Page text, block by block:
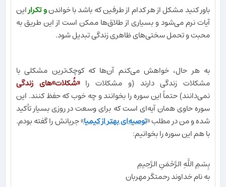
باور کنید مشکل از هر کدام از طرفین که باشد با خواندنو تکراراین
آیات نرم می‌شود و بسیاری از طلاق‌ها ممکن است از این طریق به
محبت و تحمل سختی‌های ظاهری زندگی تبدیل شود.
به هر حال، خواهش می‌کنم آن‌ها که کوچک‌ترین مشکلی با
مشکلات زندگی دارند (و مشکلات را«شُکلات»های زندگی
نمی‌دانند) حتماً این سوره را بخوانند و چه خوب که حفظ کنند. این
سوره حاوی همان آیه‌ای است که برای وسعت در روزی بسیار تأکید
شده و من در مطلب «توصیه‌ای بهتر از کیمیا» جریانش را گفته بودم.
با هم این سوره را بخوانیم:
بِسْمِ اللَّهِ الرَّحْمَنِ الرَّحِيمِ
به نام خداوند رحمتگر مهربان